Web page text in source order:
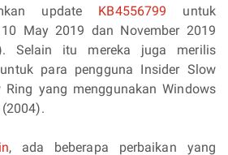
update KB4556799 untuk
May 2019 dan November 2019
Selain itu mereka juga merilis
untuk para pengguna Insider Slow
Ring yang menggunakan Windows
, ada beberapa perbaikan yang